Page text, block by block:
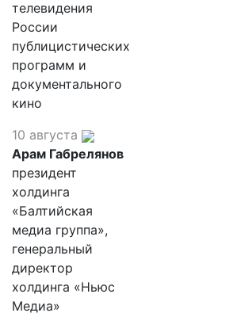
телевидения
России
публицистических
программ и
документального
кино
10 августа
Арам Габрелянов
президент
холдинга
«Балтийская
медиа группа»,
генеральный
директор
холдинга «Ньюс
Медиа»